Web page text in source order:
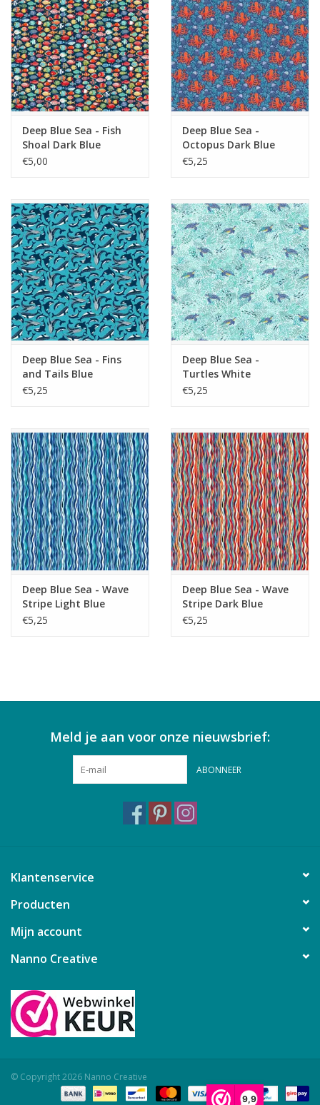
9,9
Deep Blue Sea - Fish
Shoal Dark Blue
€5,00
Deep Blue Sea -
Octopus Dark Blue
€5,25
Deep Blue Sea - Fins
and Tails Blue
€5,25
Deep Blue Sea -
Turtles White
€5,25
Deep Blue Sea - Wave
Stripe Light Blue
€5,25
Deep Blue Sea - Wave
Stripe Dark Blue
€5,25
Meld je aan voor onze nieuwsbrief:
ABONNEER
Klantenservice
Producten
Mijn account
Nanno Creative
© Copyright 2026 Nanno Creative